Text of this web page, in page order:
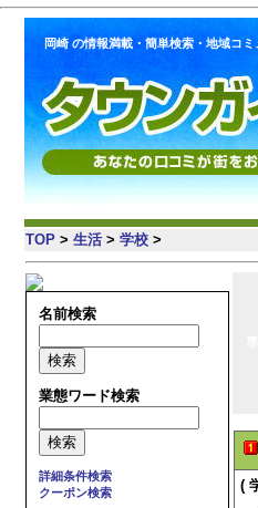
岡崎 の情報満載・簡単検索・地域コミ
TOP > 生活 > 学校 >
名前検索
業態ワード検索
詳細条件検索
クーポン検索
(